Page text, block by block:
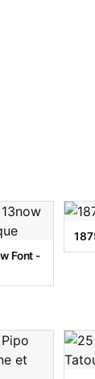
Font -